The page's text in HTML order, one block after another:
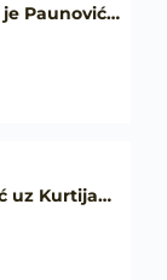
Paunović…
uz Kurtija…